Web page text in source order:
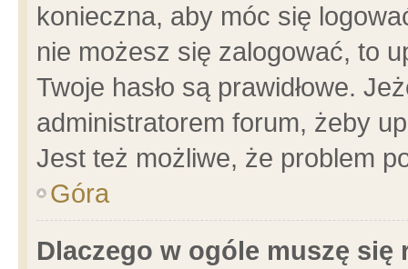
konieczna, aby móc się
nie możesz się zalogować, to
Twoje hasło są prawidłowe.
administratorem forum, żeby
Jest też możliwe, że problem
Góra
Dlaczego w ogóle muszę się